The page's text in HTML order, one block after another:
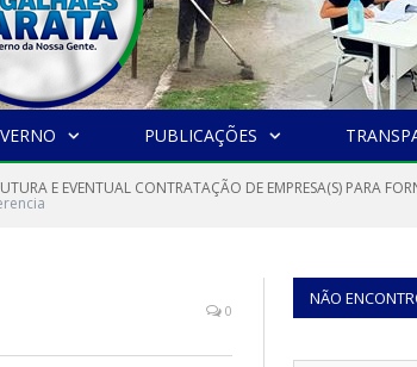
PUBLICAÇÕES
E EVENTUAL CONTRATAÇÃO DE EMPRESA(S) PARA
0
NÃO